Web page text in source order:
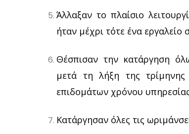
Άλλαξαν το πλαίσιο
ήταν μέχρι τότε ένα
Θέσπισαν την κατάργηση
μετά τη λήξη της
επιδομάτων χρόνου
Κατάργησαν όλες τις